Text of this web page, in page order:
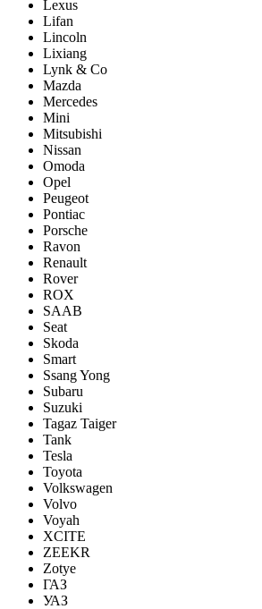
Lexus
Lifan
Lincoln
Lixiang
Lynk & Co
Mazda
Mercedes
Mini
Mitsubishi
Nissan
Omoda
Opel
Peugeot
Pontiac
Porsсhe
Ravon
Renault
Rover
ROX
SAAB
Seat
Skoda
Smart
Ssang Yong
Subaru
Suzuki
Tagaz Taiger
Tank
Tesla
Toyota
Volkswagen
Volvo
Voyah
XCITE
ZEEKR
Zotye
ГАЗ
УАЗ